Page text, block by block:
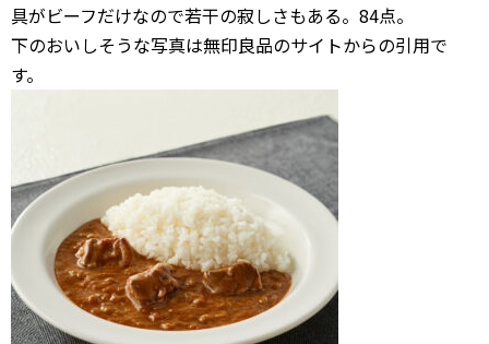
具がビーフだけなので若干の寂しさもある。84点。
下のおいしそうな写真は無印良品のサイトからの引用で
す。